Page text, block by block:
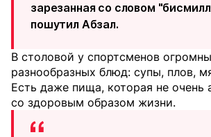
зарезанная со словом
пошутил Абзал.
В столовой у спортсменов
разнообразных блюд: супы, плов,
Есть даже пища, которая не очень
со здоровым образом жизни.